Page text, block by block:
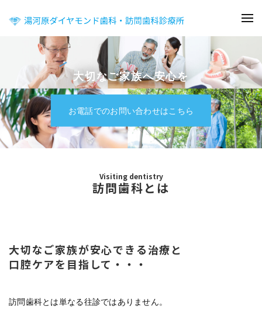
大切なご家族へ安心を
お電話でのお問い合わせはこちら
Visiting dentistry
訪問歯科とは
大切なご家族が安心できる治療と
口腔ケアを目指して・・・
訪問歯科とは単なる往診ではありません。